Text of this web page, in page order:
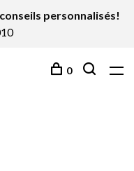
personnalisés!
0